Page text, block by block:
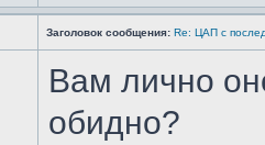
Заголовок сообщения: Re: ЦАП с
Вам лично
обидно?